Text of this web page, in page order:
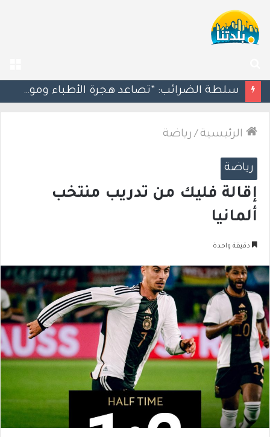
عن
مسؤول إسرائيلي: الحكومة اللبنانية وافقت على وجود الجيش الإسرائيلي داخل أراضيها
الرئيسية / رياضة
رياضة
إقالة فليك من تدريب منتخب
ألمانيا
دقيقة واحدة